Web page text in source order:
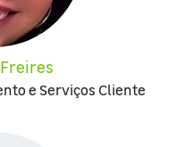
e Serviços Cliente